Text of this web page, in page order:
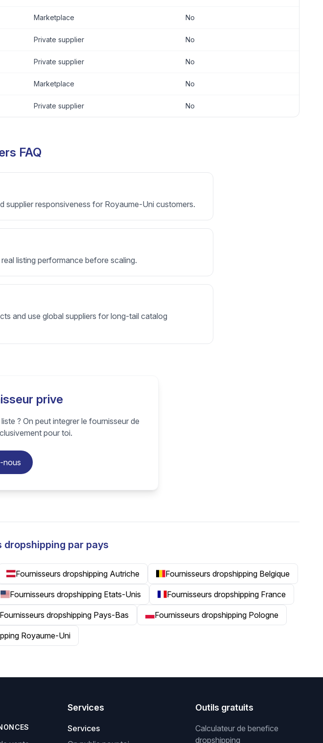
Marketplace No
Private supplier No
Private supplier No
Marketplace No
Private supplier No
FAQ
supplier responsiveness for Royaume-Uni customers.
listing performance before scaling.
and use global suppliers for long-tail catalog
prive
? On peut integrer le fournisseur de
pour toi.
nous
par pays
Fournisseurs dropshipping Autriche Fournisseurs dropshipping Belgique
Fournisseurs dropshipping Etats-Unis Fournisseurs dropshipping France
Fournisseurs dropshipping Pays-Bas Fournisseurs dropshipping Pologne
Royaume-Uni
Services
Services
Outils gratuits
Calculateur de benefice
dropshipping